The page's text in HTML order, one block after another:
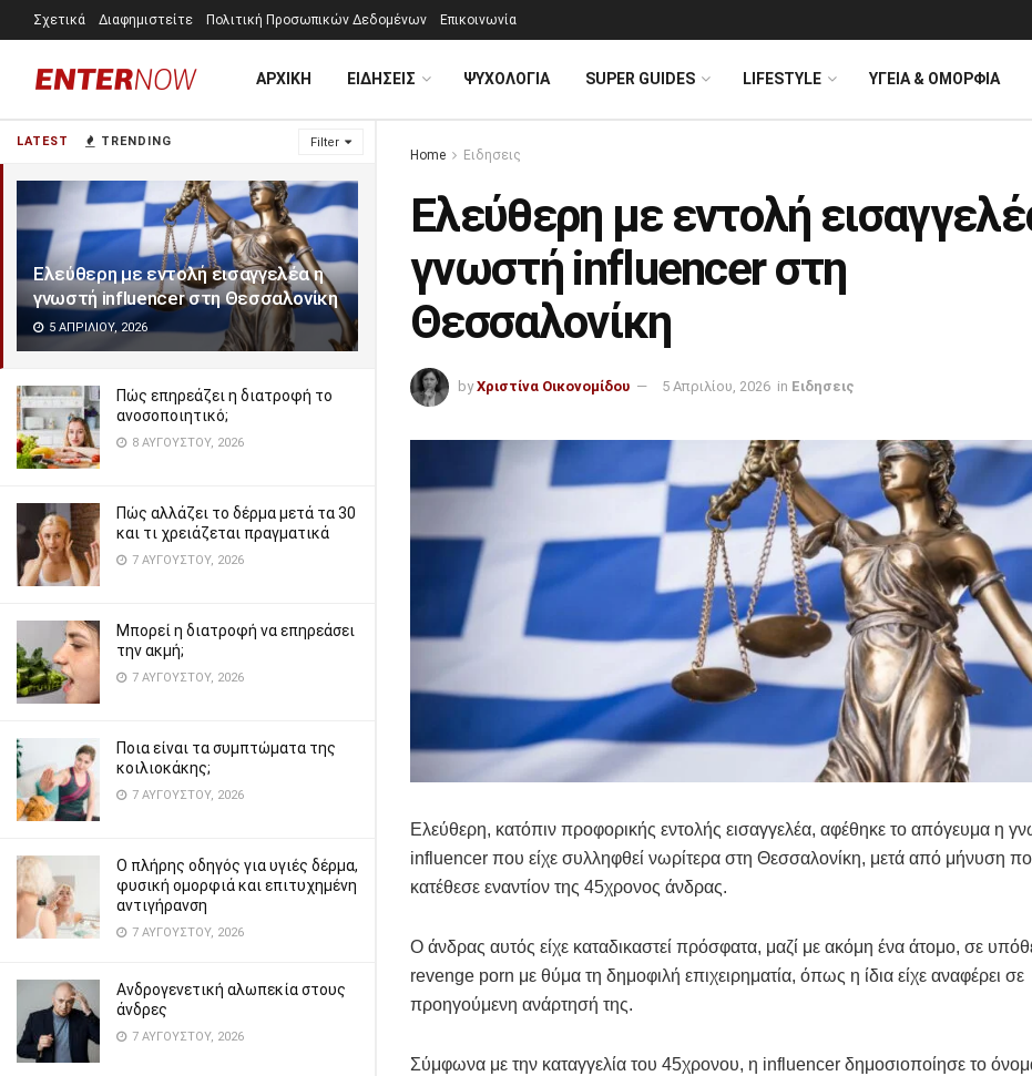
LATEST TRENDING Filter
Ελεύθερη με εντολή εισαγγελέα η
γνωστή influencer στη Θεσσαλονίκη
5 ΑΠΡΙΛΊΟΥ, 2026
Πώς επηρεάζει η διατροφή το
ανοσοποιητικό;
8 ΑΥΓΟΎΣΤΟΥ, 2026
Πώς αλλάζει το δέρμα μετά τα 30
και τι χρειάζεται πραγματικά
7 ΑΥΓΟΎΣΤΟΥ, 2026
Μπορεί η διατροφή να επηρεάσει
την ακμή;
7 ΑΥΓΟΎΣΤΟΥ, 2026
Ποια είναι τα συμπτώματα της
κοιλιοκάκης;
7 ΑΥΓΟΎΣΤΟΥ, 2026
Ο πλήρης οδηγός για υγιές δέρμα,
φυσική ομορφιά και επιτυχημένη
αντιγήρανση
7 ΑΥΓΟΎΣΤΟΥ, 2026
Ανδρογενετική αλωπεκία στους
άνδρες
7 ΑΥΓΟΎΣΤΟΥ, 2026
Σχετικά Διαφημιστείτε Πολιτική Προσωπικών Δεδομένων Επικοινωνία
ΑΡΧΙΚΗ ΕΙΔΗΣΕΙΣ ΨΥΧΟΛΟΓΊΑ SUPER GUIDES LIFESTYLE ΥΓΕΙΑ & ΟΜΟΡΦΙΑ
Home Ειδησεις
Ελεύθερη με εντολή
γνωστή influencer στη
Θεσσαλονίκη
by Χριστίνα Οικονομίδου 5 Απριλίου, 2026 in Ειδησεις
Ελεύθερη, κατόπιν προφορικής εντολής εισαγγελέα, αφέθηκε το απόγευμα η
influencer που είχε συλληφθεί νωρίτερα στη Θεσσαλονίκη, μετά από μήνυση
κατέθεσε εναντίον της 45χρονος άνδρας.
Ο άνδρας αυτός είχε καταδικαστεί πρόσφατα, μαζί με ακόμη ένα άτομο, σε
revenge porn με θύμα τη δημοφιλή επιχειρηματία, όπως η ίδια είχε αναφέρει σε
προηγούμενη ανάρτησή της.
Σύμφωνα με την καταγγελία του 45χρονου, η influencer δημοσιοποίησε το